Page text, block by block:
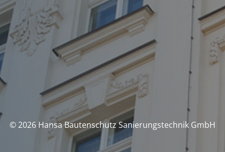
© 2026 Hansa Bautenschutz Sanierungstechnik GmbH